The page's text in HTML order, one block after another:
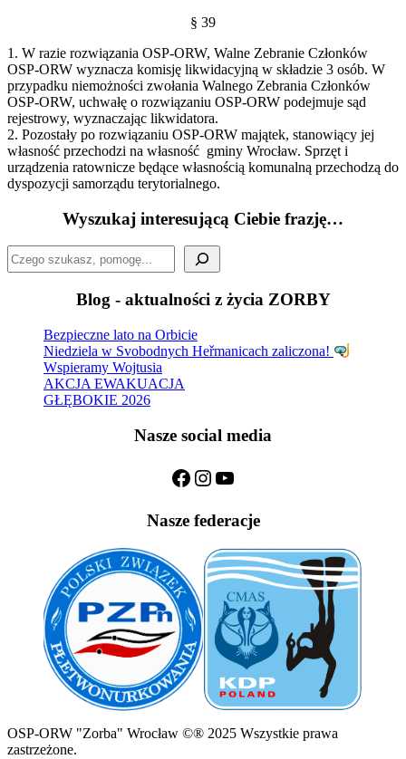
§ 39
1. W razie rozwiązania OSP-ORW, Walne Zebranie Członków
OSP-ORW wyznacza komisję likwidacyjną w składzie 3 osób. W
przypadku niemożności zwołania Walnego Zebrania Członków
OSP-ORW, uchwałę o rozwiązaniu OSP-ORW podejmuje sąd
rejestrowy, wyznaczając likwidatora.
2. Pozostały po rozwiązaniu OSP-ORW majątek, stanowiący jej
własność przechodzi na własność gminy Wrocław. Sprzęt i
urządzenia ratownicze będące własnością komunalną przechodzą do
dyspozycji samorządu terytorialnego.
Wyszukaj interesującą Ciebie frazję…
Szukaj
Blog - aktualności z życia ZORBY
Bezpieczne lato na Orbicie
Niedziela w Svobodnych Heřmanicach zaliczona!
Wspieramy Wojtusia
AKCJA EWAKUACJA
GŁĘBOKIE 2026
Nasze social media
Facebook
Instagram
YouTube
Nasze federacje
OSP-ORW "Zorba" Wrocław ©® 2025 Wszystkie prawa
zastrzeżone.